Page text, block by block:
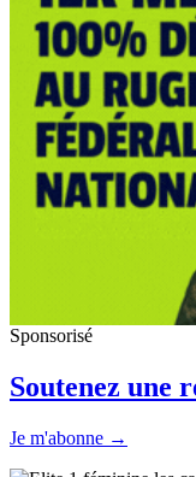
Sponsorisé
Soutenez une
Je m'abonne →